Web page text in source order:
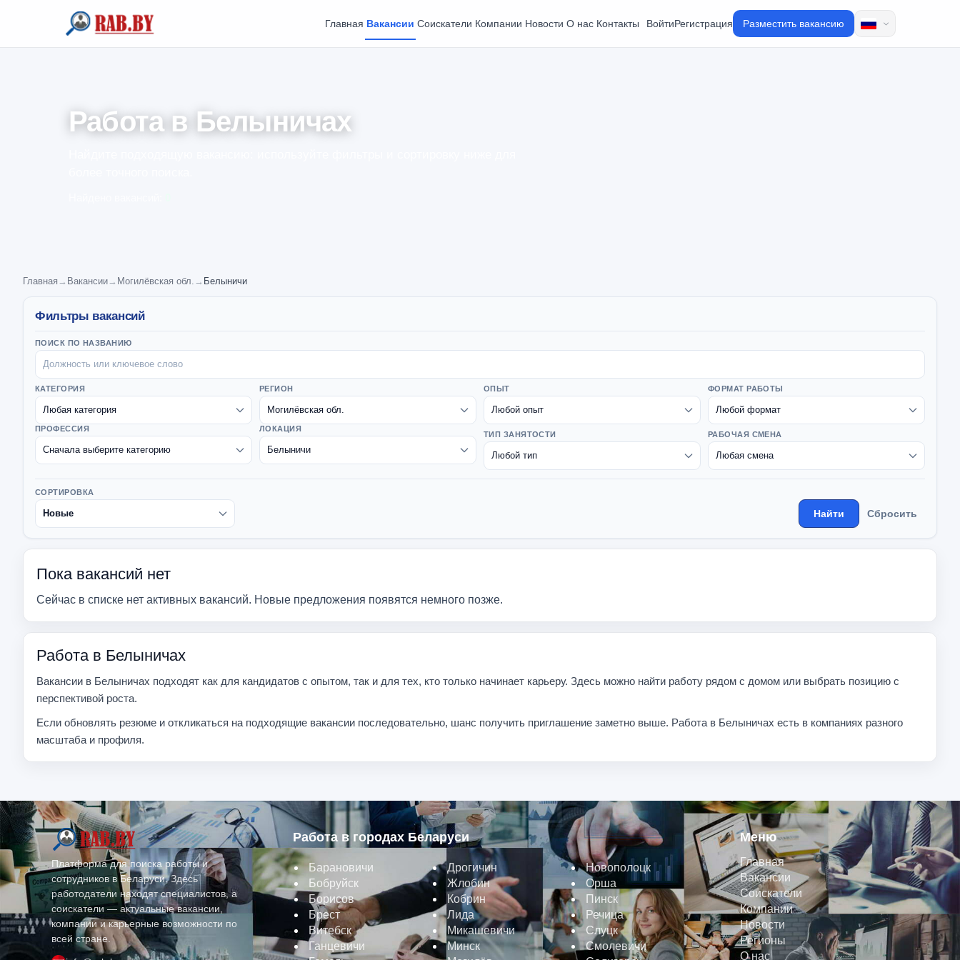
Главная Вакансии Соискатели Компании Новости О нас Контакты ВойтиРегистрация Разместить вакансию
Работа в Белыничах
Главная → Вакансии→ Могилёвская обл. → Белыничи
Фильтры вакансий
ПОИСК ПО НАЗВАНИЮ
КАТЕГОРИЯ
ПРОФЕССИЯ
РЕГИОН
ЛОКАЦИЯ
ОПЫТ ФОРМАТ РАБОТЫ
ТИП ЗАНЯТОСТИ РАБОЧАЯ СМЕНА
СОРТИРОВКА
Найти Сбросить
Пока вакансий нет
Сейчас в списке нет активных вакансий. Новые предложения появятся немного позже.
Работа в Белыничах
Вакансии в Белыничах подходят как для кандидатов с опытом, так и для тех, кто только начинает карьеру. Здесь можно найти работу рядом с домом или выбрать позицию с
перспективой роста.
Если обновлять резюме и откликаться на подходящие вакансии последовательно, шанс получить приглашение заметно выше. Работа в Белыничах есть в компаниях разного
масштаба и профиля.
Платформа для поиска работы и
сотрудников в Беларуси. Здесь
работодатели находят специалистов, а
соискатели — актуальные вакансии,
компании и карьерные возможности по
всей стране.
Работа в городах Беларуси
Барановичи
Бобруйск
Борисов
Брест
Витебск
Ганцевичи
Дрогичин
Жлобин
Кобрин
Лида
Микашевичи
Минск
Новополоцк
Орша
Пинск
Речица
Слуцк
Смолевичи
Меню
Главная
Вакансии
Соискатели
Компании
Новости
Регионы
О нас